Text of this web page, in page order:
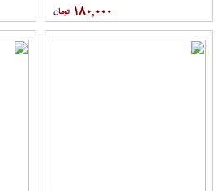
۱۸۰,۰۰۰